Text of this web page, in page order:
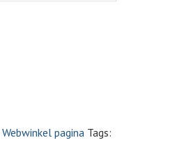
Webwinkel pagina Tags: